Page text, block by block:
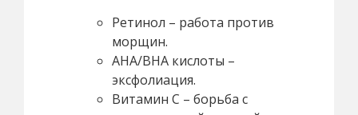
Ретинол – работа против
морщин.
AHA/BHA кислоты –
эксфолиация.
Витамин С – борьба с